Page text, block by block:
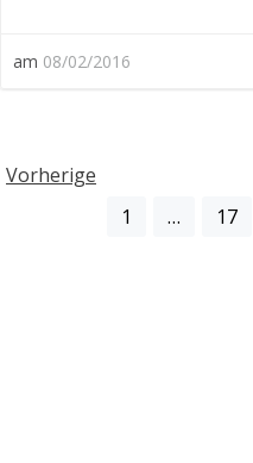
am 08/02/2016
Posts
navigation
Vorherige
Page
1 … Page
17